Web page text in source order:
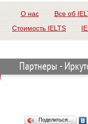
О нас Все об
Стоимость IELTS
Партнеры -
Поделиться…